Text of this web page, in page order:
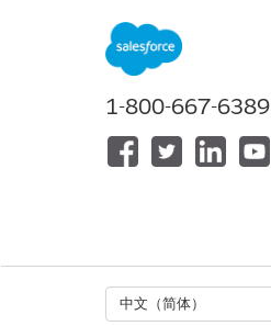
1-800-667-6389
中文（简体）